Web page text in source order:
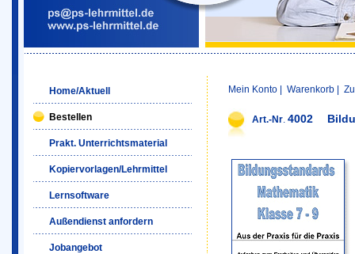
Home/Aktuell
Bestellen
Prakt. Unterrichtsmaterial
Kopiervorlagen/Lehrmittel
Lernsoftware
Außendienst anfordern
Jobangebot
Mein Konto Warenkorb
Art.-Nr. 4002